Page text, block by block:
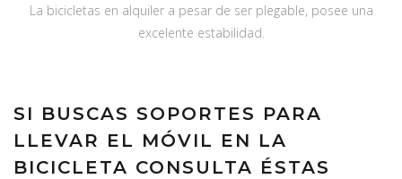
La bicicletas en alquiler a pesar de ser plegable, posee una
excelente estabilidad.
SI BUSCAS SOPORTES PARA
LLEVAR EL MÓVIL EN LA
BICICLETA CONSULTA ÉSTAS